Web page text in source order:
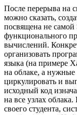
После перерыва на
можно сказать,
посвящена не
функционального
вычислений.
организовать
языка (на примере
на облаке, а
циркулировать и
исходный код
на все узлах
своего студента,